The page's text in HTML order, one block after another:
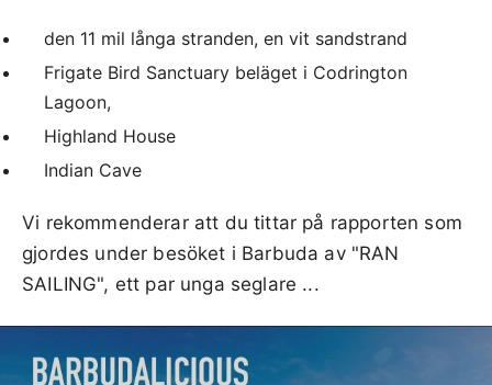
den 11 mil långa stranden, en vit sandstrand
Frigate Bird Sanctuary beläget i Codrington
Lagoon,
Highland House
Indian Cave
Vi rekommenderar att du tittar på rapporten som
gjordes under besöket i Barbuda av "RAN
SAILING", ett par unga seglare ...